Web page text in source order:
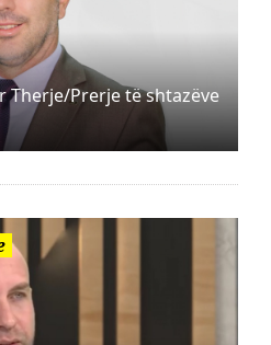
Therje/Prerje të shtazëve